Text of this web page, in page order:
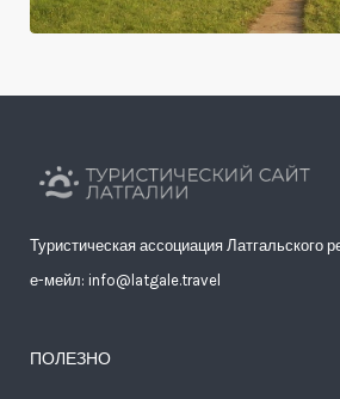
Туристическая ассоциация Латгальского
е-мейл: info@latgale.travel
ПОЛЕЗНО